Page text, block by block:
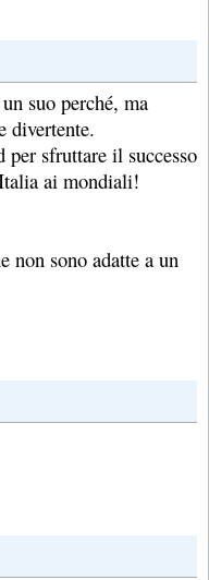
suo perché, ma
divertente.
per sfruttare il successo
ai mondiali!
non sono adatte a un